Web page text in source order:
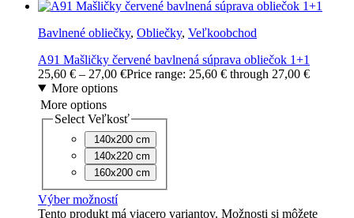
Bavlnené obliečky, Obliečky, Veľkoobchod
A91 Mašličky červené bavlnená súprava obliečok 1+1
25,60 € – 27,00 €Price range: 25,60 € through 27,00 €
More options
More options
Select Veľkosť
140x200 cm
140x220 cm
160x200 cm
Výber možností
Tento produkt má viacero variantov. Možnosti si môžete